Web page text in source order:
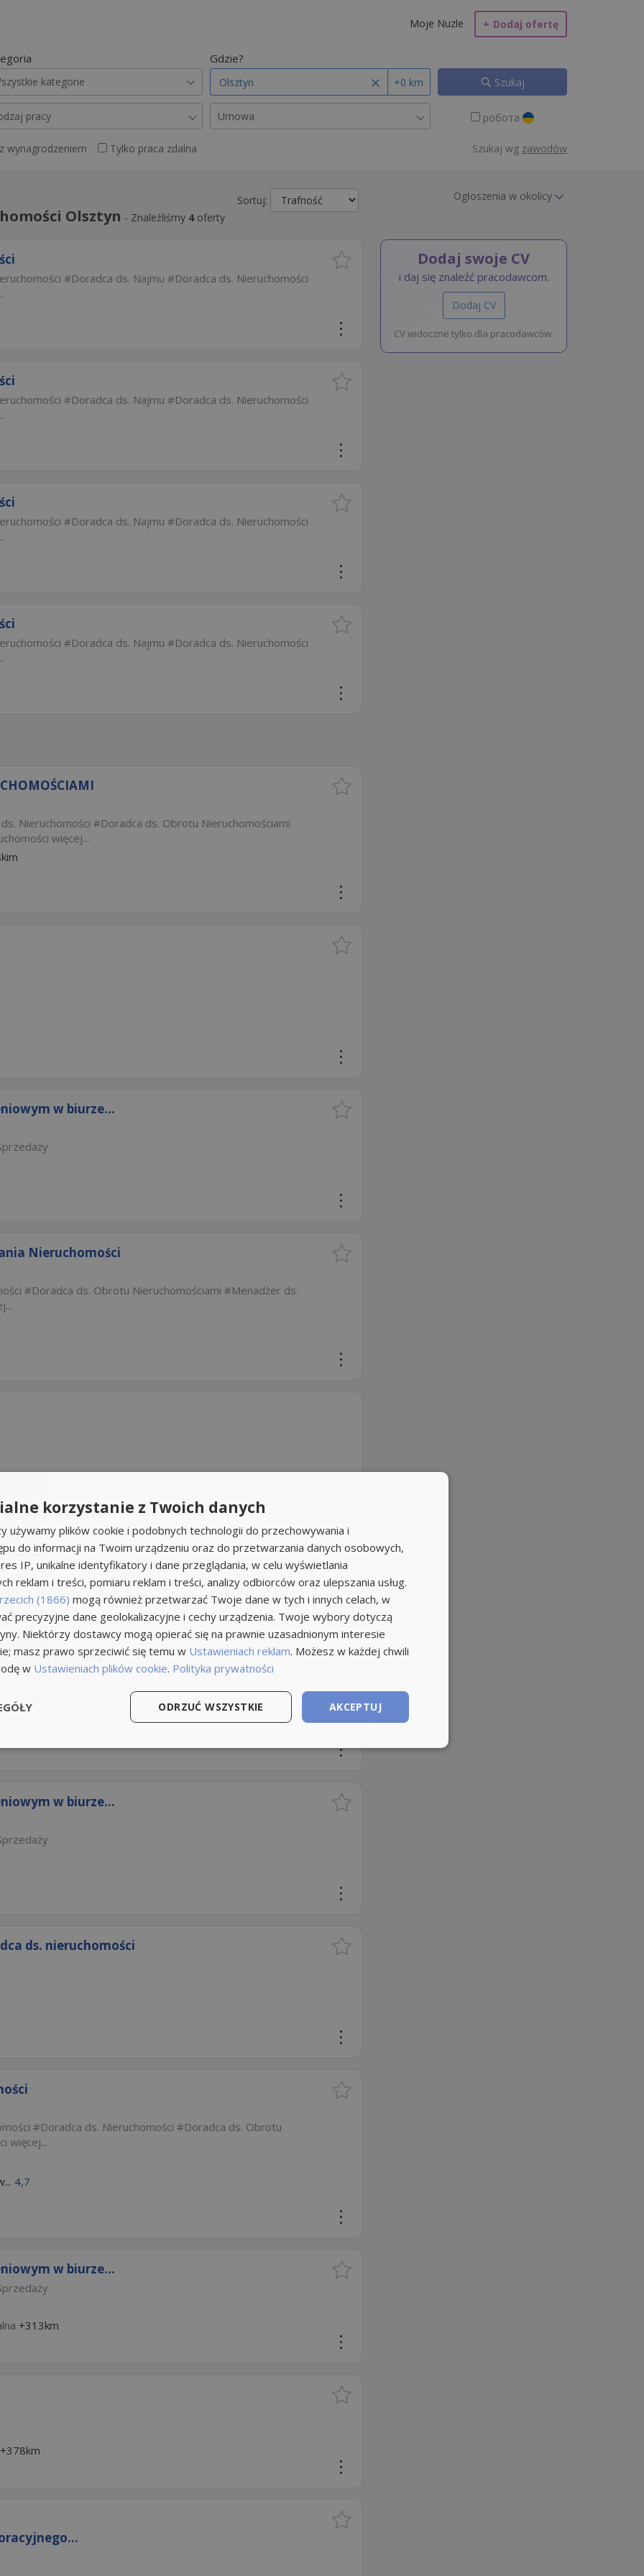
+ Dodaj ofertę
Moje Nuzle
kategorie
Gdzie?
+0 km Szukaj
pracy Umowa робота
wynagrodzeniem Tylko praca zdalna Szukaj wg zawodów
Sortuj:
Olsztyn - Znaleźliśmy 4oferty
Ogłoszenia w okolicy
Doradca ds. Najmu
Doradca ds. Nieruchomości
Doradca ds. Najmu
Doradca ds. Nieruchomości
Doradca ds. Najmu
Doradca ds. Nieruchomości
Doradca ds. Najmu
Doradca ds. Nieruchomości
Nieruchomości
Doradca ds. Obrotu Nieruchomościami
więcej...
w biurze...
Nieruchomości
Doradca ds. Obrotu Nieruchomościami
Menadżer ds.
w biurze...
w biurze...
w biurze...
ds. nieruchomości
Doradca ds. Nieruchomości
Doradca ds. Obrotu
więcej...
4,7
w biurze...
+313km
+378km
Dodaj swoje CV
i daj się znaleźć pracodawcom.
Dodaj CV
CV widoczne tylko dla pracodawców.
korzystanie z Twoich danych
używamy plików cookie i podobnych technologii do przechowywania i
do informacji na Twoim urządzeniu oraz do przetwarzania danych osobowych,
IP, unikalne identyfikatory i dane przeglądania, w celu wyświetlania
reklam i treści, pomiaru reklam i treści, analizy odbiorców oraz ulepszania usług.
(1866) mogą również przetwarzać Twoje dane w tych i innych celach, w
precyzyjne dane geolokalizacyjne i cechy urządzenia. Twoje wybory dotyczą
Niektórzy dostawcy mogą opierać się na prawnie uzasadnionym interesie
masz prawo sprzeciwić się temu w Ustawieniach reklam. Możesz w każdej chwili
w Ustawieniach plików cookie. Polityka prywatności
AKCEPTUJ
ODRZUĆ WSZYSTKIE